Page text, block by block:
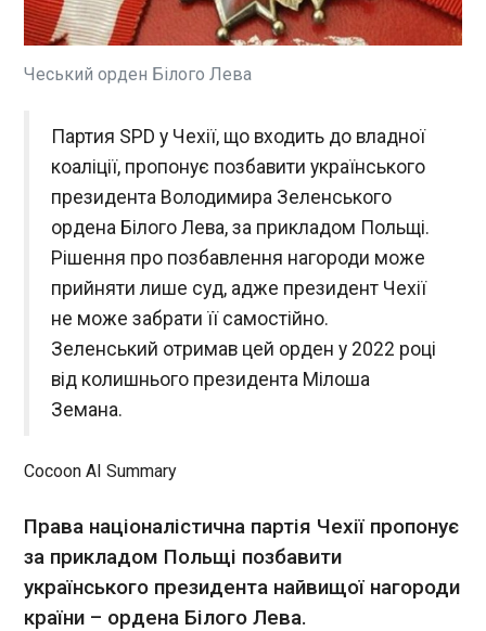
президента Дональда Трампа про позбавлення
права на американське громадянство дітей
нелегальних мігрантів, народжених на території
У Німеччині розвідка б'є на сполох через
різке зростання кількості правих
екстремістів
02:37:31
Внутрішня розвідка
Німеччини заявила про
суттєве зростання кількості
людей, які ідентифікують
себе як ультраправі
тисяч. Так само більше стає у
суспільстві представників
радикальної лівої ідеології.
Розвідка називає це
загрозою для національної
ЧИТАТЬ
Мундіалю, Мбаппе зрівнявся з Мессі
Чеський орден Білого Лева
Партия SPD у Чехії, що входить до владної
коаліції, пропонує позбавити українського
президента Володимира Зеленського
ордена Білого Лева, за прикладом Польщі.
Рішення про позбавлення нагороди може
прийняти лише суд, адже президент Чехії
не може забрати її самостійно.
Зеленський отримав цей орден у 2022 році
від колишнього президента Мілоша
Земана.
Cocoon AI Summary
Права націоналістична партія Чехії пропонує
за прикладом Польщі позбавити
українського президента найвищої нагороди
країни – ордена Білого Лева.